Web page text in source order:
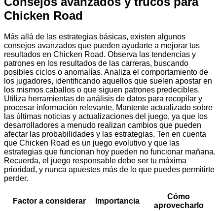
Chicken Road
Más allá de las estrategias básicas, existen algunos
consejos avanzados que pueden ayudarte a mejorar tus
resultados en Chicken Road. Observa las tendencias y
patrones en los resultados de las carreras, buscando
posibles ciclos o anomalías. Analiza el comportamiento de
los jugadores, identificando aquellos que suelen apostar en
los mismos caballos o que siguen patrones predecibles.
Utiliza herramientas de análisis de datos para recopilar y
procesar información relevante. Mantente actualizado sobre
las últimas noticias y actualizaciones del juego, ya que los
desarrolladores a menudo realizan cambios que pueden
afectar las probabilidades y las estrategias. Ten en cuenta
que Chicken Road es un juego evolutivo y que las
estrategias que funcionan hoy pueden no funcionar mañana.
Recuerda, el juego responsable debe ser tu máxima
prioridad, y nunca apuestes más de lo que puedes permitirte
perder.
Factor a considerar Importancia
Cómo
aprovecharlo